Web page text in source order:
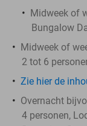
Midweek of
Bungalow
Midweek of
2 tot 6
Zie hier de
Overnacht
4 personen,